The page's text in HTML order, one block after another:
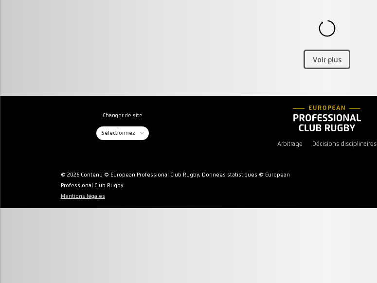
Voir plus
Changer de site
Sélectionnez
Arbitrage Décisions disciplinaires
© 2026 Contenu © European Professional Club Rugby, Données statistiques © European
Professional Club Rugby
Mentions légales